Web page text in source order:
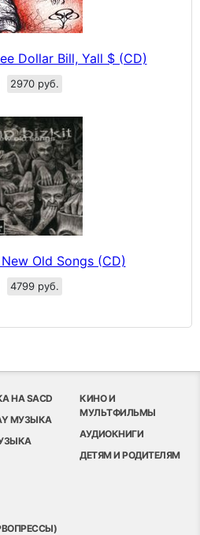
Dollar Bill, Yall $ (CD)
2970 руб.
Old Songs (CD)
4799 руб.
НА SACD
МУЗЫКА
КИНО И
МУЛЬТФИЛЬМЫ
АУДИОКНИГИ
ДЕТЯМ И РОДИТЕЛЯМ